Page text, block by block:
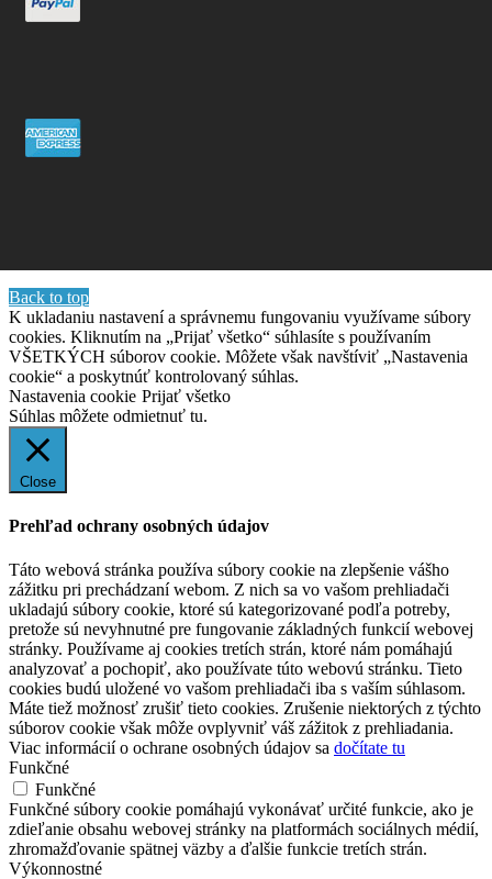
Back to top
K ukladaniu nastavení a správnemu fungovaniu využívame súbory
cookies. Kliknutím na „Prijať všetko“ súhlasíte s používaním
VŠETKÝCH súborov cookie. Môžete však navštíviť „Nastavenia
cookie“ a poskytnúť kontrolovaný súhlas.
Nastavenia cookie Prijať všetko
Súhlas môžete odmietnuť tu.
Close
Prehľad ochrany osobných údajov
Táto webová stránka používa súbory cookie na zlepšenie vášho
zážitku pri prechádzaní webom. Z nich sa vo vašom prehliadači
ukladajú súbory cookie, ktoré sú kategorizované podľa potreby,
pretože sú nevyhnutné pre fungovanie základných funkcií webovej
stránky. Používame aj cookies tretích strán, ktoré nám pomáhajú
analyzovať a pochopiť, ako používate túto webovú stránku. Tieto
cookies budú uložené vo vašom prehliadači iba s vaším súhlasom.
Máte tiež možnosť zrušiť tieto cookies. Zrušenie niektorých z týchto
súborov cookie však môže ovplyvniť váš zážitok z prehliadania.
Viac informácií o ochrane osobných údajov sa dočítate tu
Funkčné
Funkčné
Funkčné súbory cookie pomáhajú vykonávať určité funkcie, ako je
zdieľanie obsahu webovej stránky na platformách sociálnych médií,
zhromažďovanie spätnej väzby a ďalšie funkcie tretích strán.
Výkonnostné